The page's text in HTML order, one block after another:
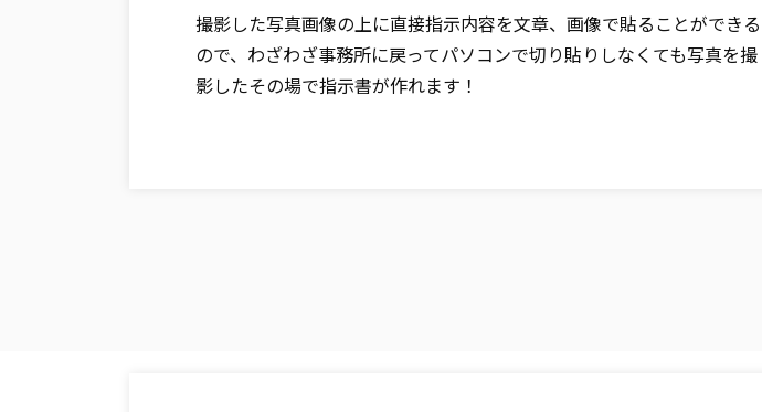
撮影した写真画像の上に直接指示内容を文章、画像で貼ることができる
ので、わざわざ事務所に戻ってパソコンで切り貼りしなくても写真を撮
影したその場で指示書が作れます！